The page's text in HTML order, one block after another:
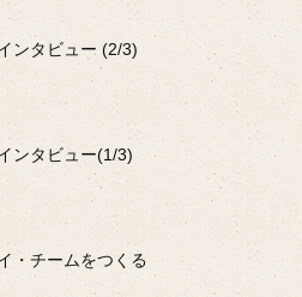
ンタビュー (2/3)
ンタビュー(1/3)
・チームをつくる